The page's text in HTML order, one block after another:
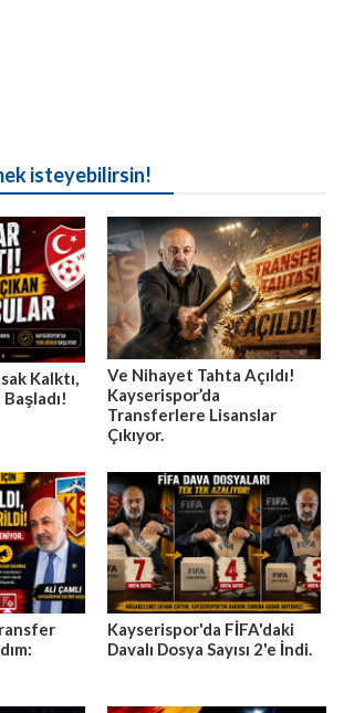
isteyebilirsin!
Kalktı,
Başladı!
Ve Nihayet Tahta Açıldı!
Kayserispor’da
Transferlere Lisanslar
Çıkıyor.
Kayserispor'da FİFA'daki
Davalı Dosya Sayısı 2'e İndi.